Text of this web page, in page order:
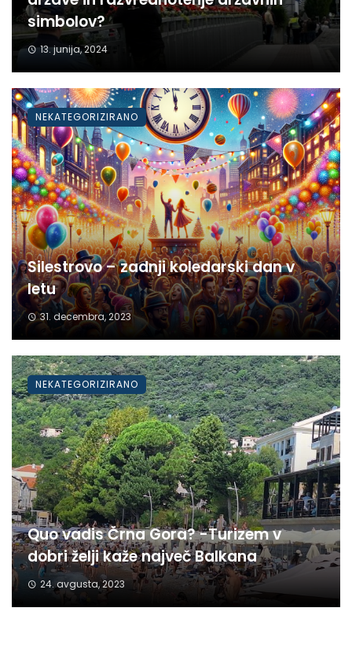
simbolov?
13. junija, 2024
Silestrovo – zadnji koledarski dan v
letu
31. decembra, 2023
NEKATEGORIZIRANO
Quo vadis Črna Gora? -Turizem v
dobri želji kaže največ Balkana
24. avgusta, 2023
NEKATEGORIZIRANO